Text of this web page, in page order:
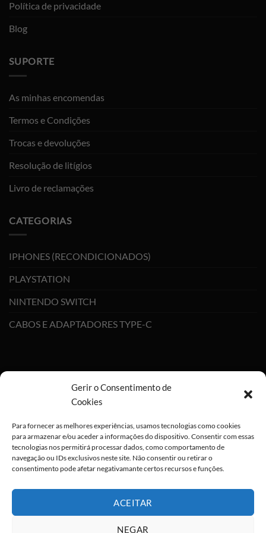
ALGO GRANDE
ESTÁ PARA
CHEGAR ;) !
Deixa-nos os teus dados para que
×
Gerir o Consentimento de
Cookies
Para fornecer as melhores experiências, usamos tecnologias como cookies
para armazenar e/ou aceder a informações do dispositivo. Consentir com essas
tecnologias nos permitirá processar dados, como comportamento de
navegação ou IDs exclusivos neste site. Não consentir ou retirar o
consentimento pode afetar negativamante certos recursos e funções.
ACEITAR
NEGAR
Política de privacidade
Blog
SUPORTE
As minhas encomendas
Termos e Condições
Trocas e devoluções
Resolução de litígios
Livro de reclamações
CATEGORIAS
IPHONES (RECONDICIONADOS)
PLAYSTATION
NINTENDO SWITCH
CABOS E ADAPTADORES TYPE-C